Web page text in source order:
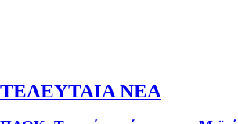
ΤΕΛΕΥΤΑΙΑ ΝΕΑ